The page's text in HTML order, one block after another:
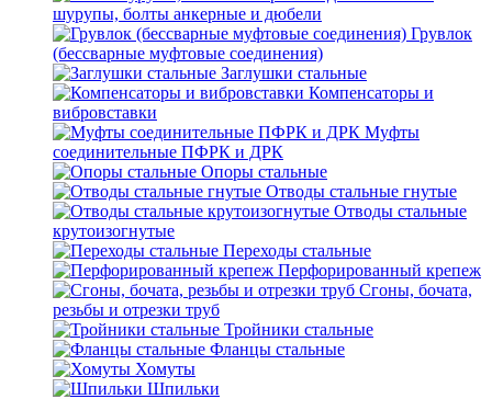
шурупы, болты анкерные и дюбели
Грувлок
(бессварные муфтовые соединения)
Заглушки стальные
Компенсаторы и
вибровставки
Муфты
соединительные ПФРК и ДРК
Опоры стальные
Отводы стальные гнутые
Отводы стальные
крутоизогнутые
Переходы стальные
Перфорированный крепеж
Сгоны, бочата,
резьбы и отрезки труб
Тройники стальные
Фланцы стальные
Хомуты
Шпильки